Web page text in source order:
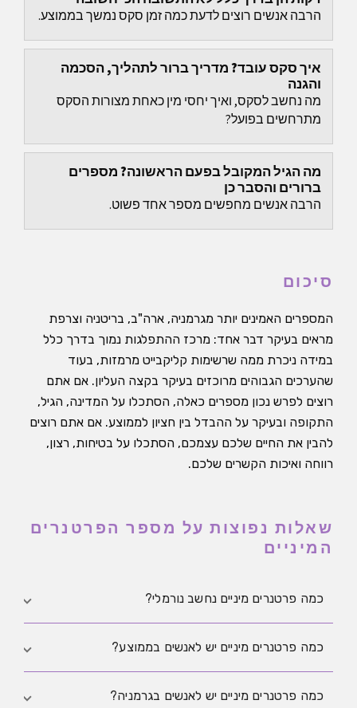
הרבה אנשים רוצים לדעת כמה זמן סקס נמשך בממוצע.
איך סקס עובד? מדריך ברור לתהליך, הסכמה
והגנה
מה נחשב לסקס, ואיך יחסי מין כאחת מצורות הסקס
מתרחשים בפועל?
מה הגיל המקובל בפעם הראשונה? מספרים
ברורים והסבר כן
הרבה אנשים מחפשים מספר אחד פשוט.
סיכום
המספרים האמינים יותר מגרמניה, ארה"ב, בריטניה וצרפת
מראים בעיקר דבר אחד: מרכז ההתפלגות נמוך בדרך כלל
במידה ניכרת ממה שרשימות קליקבייט מרמזות, בעוד
שהערכים הגבוהים מרוכזים בעיקר בקצה העליון. אם אתם
רוצים לפרש נכון מספרים כאלה, הסתכלו על המדינה, הגיל,
התקופה ובעיקר על ההבדל בין חציון לממוצע. אם אתם רוצים
להבין את החיים שלכם עצמכם, הסתכלו על בטיחות, רצון,
רווחה ואיכות הקשרים שלכם.
שאלות נפוצות על מספר הפרטנרים
המיניים
כמה פרטנרים מיניים נחשב נורמלי?
אין ערך תקין אחד לכולם. מחקרים טובים מראים טווחים
כמה פרטנרים מיניים יש לאנשים בממוצע?
זה תלוי מאוד בהגדרה, בגיל, במדינה ובתקופה. בסקרים
כמה פרטנרים מיניים יש לאנשים בגרמניה?